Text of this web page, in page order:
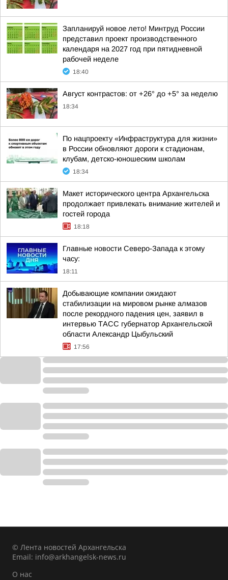
Запланируй новое лето! Минтруд России
представил проект производственного
календаря на 2027 год при пятидневной
рабочей неделе
18:40
Август контрастов: от +26° до +5° за неделю
18:34
По нацпроекту «Инфраструктура для жизни»
в России обновляют дороги к стадионам,
клубам, детско-юношеским школам
18:34
Макет исторического центра Архангельска
продолжает привлекать внимание жителей и
гостей города
18:18
Главные новости Северо-Запада к этому
часу:
18:11
Добывающие компании ожидают
стабилизации на мировом рынке алмазов
после рекордного падения цен, заявил в
интервью ТАСС губернатор Архангельской
области Александр Цыбульский
17:56
© Лента новостей Архангельска
Email: info@arkhangelsk-news.ru
О нас